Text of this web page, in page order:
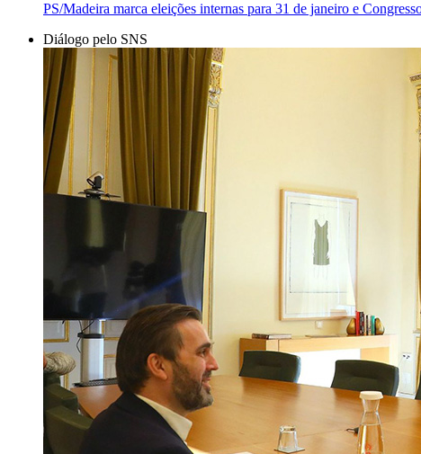
PS/Madeira marca eleições internas para 31 de janeiro e
Diálogo pelo SNS